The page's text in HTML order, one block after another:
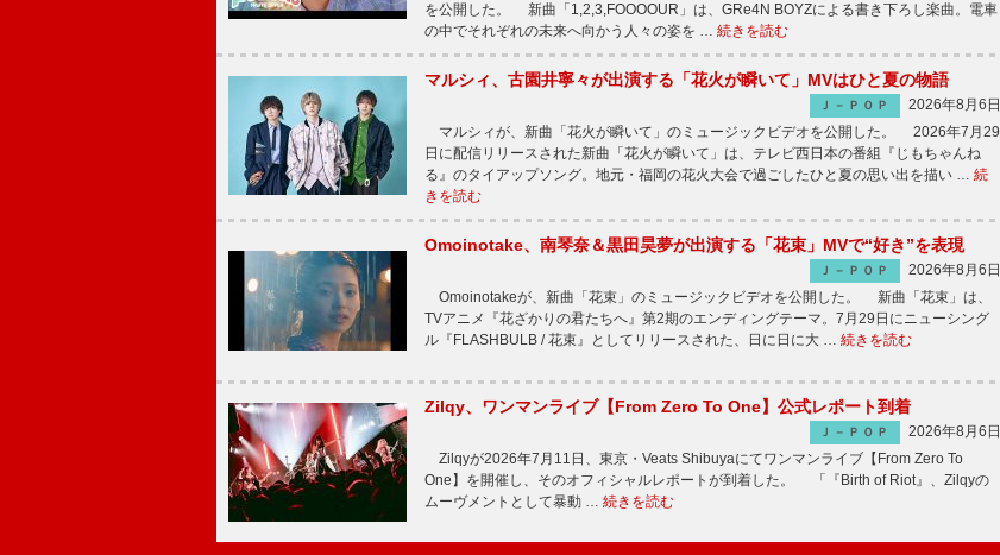
を公開した。 新曲「1,2,3,FOOOOUR」は、GRe4N BOYZによる書き下ろし楽曲。電車
の中でそれぞれの未来へ向かう人々の姿を … 続きを読む
マルシィ、古園井寧々が出演する「花火が瞬いて」MVはひと夏の物語
Ｊ－ＰＯＰ
2026年8月6日
マルシィが、新曲「花火が瞬いて」のミュージックビデオを公開した。 2026年7月29
日に配信リリースされた新曲「花火が瞬いて」は、テレビ西日本の番組『じもちゃんね
る』のタイアップソング。地元・福岡の花火大会で過ごしたひと夏の思い出を描い … 続
きを読む
Omoinotake、南琴奈＆黒田昊夢が出演する「花束」MVで“好き”を表現
Ｊ－ＰＯＰ
2026年8月6日
Omoinotakeが、新曲「花束」のミュージックビデオを公開した。 新曲「花束」は、
TVアニメ『花ざかりの君たちへ』第2期のエンディングテーマ。7月29日にニューシング
ル『FLASHBULB / 花束』としてリリースされた、日に日に大 … 続きを読む
Zilqy、ワンマンライブ【From Zero To One】公式レポート到着
Ｊ－ＰＯＰ
2026年8月6日
Zilqyが2026年7月11日、東京・Veats Shibuyaにてワンマンライブ【From Zero To
One】を開催し、そのオフィシャルレポートが到着した。 「『Birth of Riot』、Zilqyの
ムーヴメントとして暴動 … 続きを読む